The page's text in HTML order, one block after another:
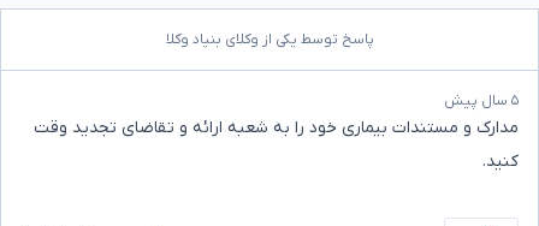
پاسخ توسط یکی از وکلای بنیاد وکلا
۵ سال پیش
مدارک و مستندات بیماری خود را به شعبه ارائه و تقاضای تجدید وقت
کنید.